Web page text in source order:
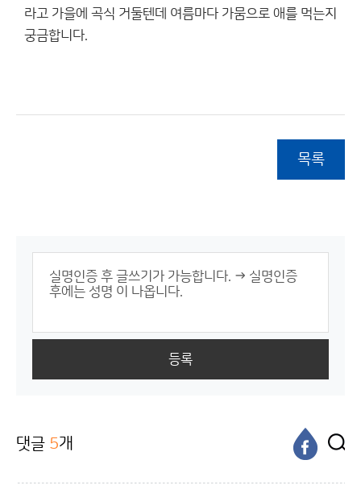
라고 가을에 곡식 거둘텐데 여름마다 가뭄으로 애를 먹는지
궁금합니다.
목록
등록
댓글 5개